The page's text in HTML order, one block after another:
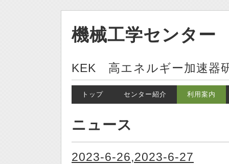
機械工学センター
KEK 高エネルギー加速器
トップ センター紹介 利用案内
ニュース
2023-6-26,2023-6-27